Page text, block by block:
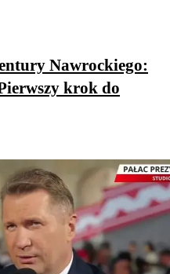
Nawrockiego:
krok do